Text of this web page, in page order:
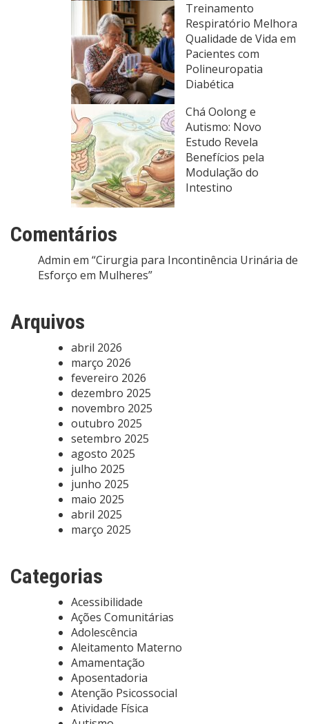
Treinamento
Respiratório Melhora
Qualidade de Vida em
Pacientes com
Polineuropatia
Diabética
Chá Oolong e
Autismo: Novo
Estudo Revela
Benefícios pela
Modulação do
Intestino
Comentários
Admin em “Cirurgia para Incontinência Urinária de
Esforço em Mulheres”
Arquivos
abril 2026
março 2026
fevereiro 2026
dezembro 2025
novembro 2025
outubro 2025
setembro 2025
agosto 2025
julho 2025
junho 2025
maio 2025
abril 2025
março 2025
Categorias
Acessibilidade
Ações Comunitárias
Adolescência
Aleitamento Materno
Amamentação
Aposentadoria
Atenção Psicossocial
Atividade Física